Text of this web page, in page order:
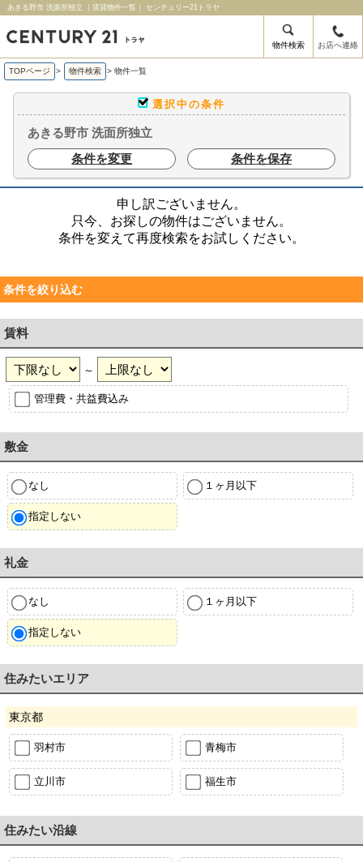
あきる野市 洗面所独立 ｜賃貸物件一覧｜ センチュリー21トラヤ
物件検索 お店へ連絡
TOPページ > 物件検索 > 物件一覧
選択中の条件
あきる野市 洗面所独立
条件を変更
条件を保存
申し訳ございません。
只今、お探しの物件はございません。
条件を変えて再度検索をお試しください。
条件を絞り込む
賃料
～
管理費・共益費込み
敷金
なし １ヶ月以下
指定しない
礼金
なし １ヶ月以下
指定しない
住みたいエリア
東京都
羽村市 青梅市
立川市 福生市
住みたい沿線